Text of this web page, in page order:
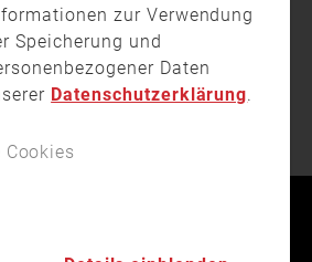
Feuerwehr
zur Verwendung
Speicherung und
Daten
Datenschutzerklärung.